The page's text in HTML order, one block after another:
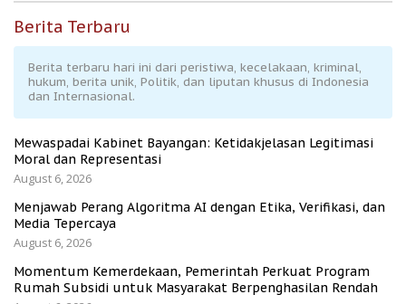
Berita Terbaru
Berita terbaru hari ini dari peristiwa, kecelakaan, kriminal,
hukum, berita unik, Politik, dan liputan khusus di Indonesia
dan Internasional.
Mewaspadai Kabinet Bayangan: Ketidakjelasan Legitimasi
Moral dan Representasi
August 6, 2026
Menjawab Perang Algoritma AI dengan Etika, Verifikasi, dan
Media Tepercaya
August 6, 2026
Momentum Kemerdekaan, Pemerintah Perkuat Program
Rumah Subsidi untuk Masyarakat Berpenghasilan Rendah